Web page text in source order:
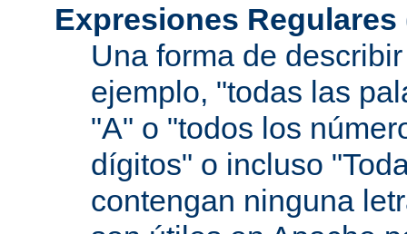
Expresiones Regulares
Una forma de
ejemplo, "todas las
"A" o "todos los
dígitos" o incluso
contengan ninguna